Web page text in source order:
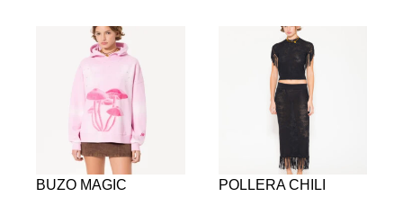
BUZO MAGIC POLLERA CHILI